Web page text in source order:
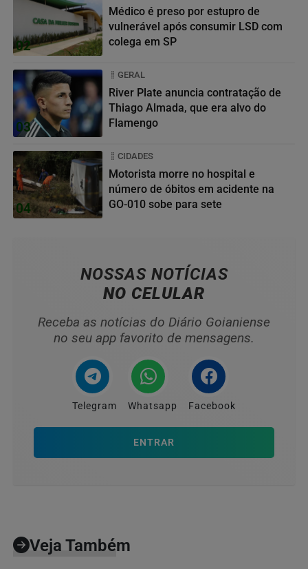
02
Médico é preso por estupro de
vulnerável após consumir LSD com
colega em SP
03
GERAL
River Plate anuncia contratação de
Thiago Almada, que era alvo do
Flamengo
04
CIDADES
Motorista morre no hospital e
número de óbitos em acidente na
GO-010 sobe para sete
NOSSAS NOTÍCIAS
NO CELULAR
Receba as notícias do Diário Goianiense
no seu app favorito de mensagens.
Telegram Whatsapp Facebook
ENTRAR
Veja Também